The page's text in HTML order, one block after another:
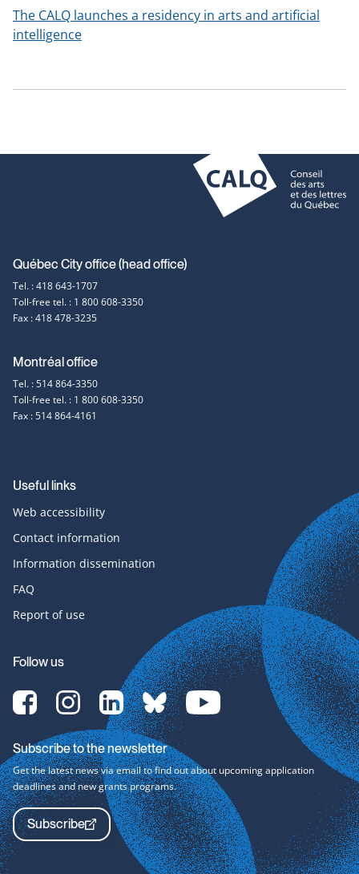
The CALQ launches a residency in arts and artificial
intelligence
Contact
information
Québec City office (head office)
Tel. : 418 643-1707
Toll-free tel. : 1 800 608-3350
Fax : 418 478-3235
Montréal office
Tel. : 514 864-3350
Toll-free tel. : 1 800 608-3350
Fax : 514 864-4161
Useful links
Web accessibility
Contact information
Information dissemination
FAQ
Report of use
Follow us
[Translate
to
English:]
Facebook-
svg
[Translate
to
English:]
Instagram-
svg
[Translate
to
English:]
LinkedIn-
svg
[Translate
to
English:]
bluesky-
svg
[Translate
to
Subscribe to the newsletter
Get the latest news via email to find out about upcoming application
deadlines and new grants programs.
Subscribe